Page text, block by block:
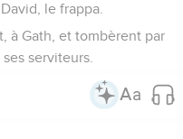
le frappa.
à Gath, et tombèrent par
serviteurs.